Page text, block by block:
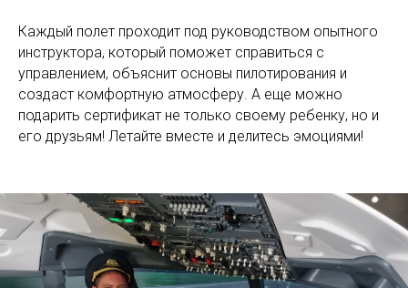
Каждый полет проходит под руководством опытного
инструктора, который поможет справиться с
управлением, объяснит основы пилотирования и
создаст комфортную атмосферу. А еще можно
подарить сертификат не только своему ребенку, но и
его друзьям! Летайте вместе и делитесь эмоциями!